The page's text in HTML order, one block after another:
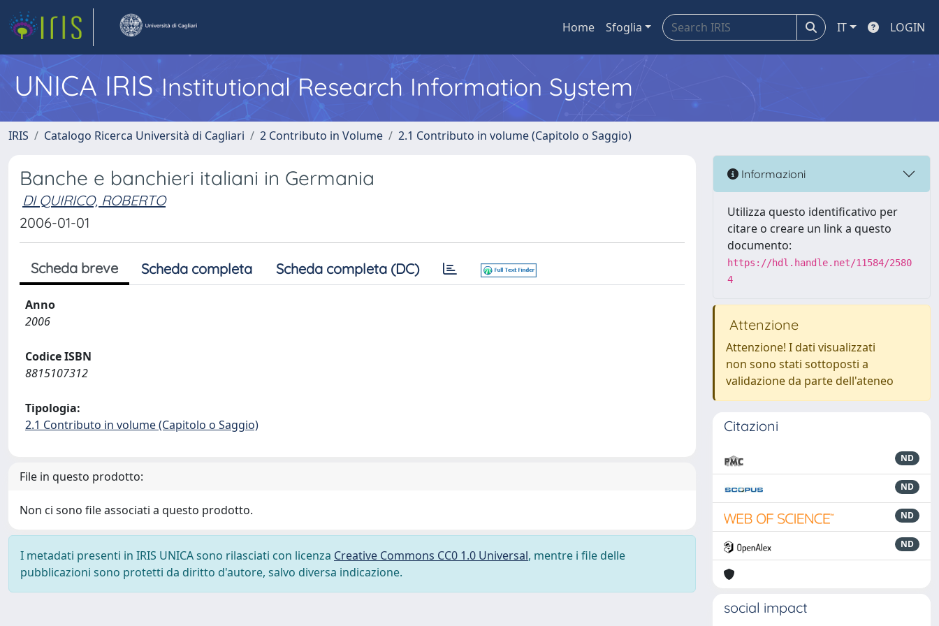
Home Sfoglia IT LOGIN
UNICA IRISInstitutional Research Information System
IRIS Catalogo Ricerca Università di Cagliari 2 Contributo in Volume 2.1 Contributo in volume (Capitolo o Saggio)
Banche e banchieri italiani in Germania
DI QUIRICO, ROBERTO
2006-01-01
Scheda breve Scheda completa Scheda completa (DC)
Anno
2006
Codice ISBN
8815107312
Tipologia:
2.1 Contributo in volume (Capitolo o Saggio)
File in questo prodotto:
Non ci sono file associati a questo prodotto.
I metadati presenti in IRIS UNICA sono rilasciati con licenza Creative Commons CC0 1.0 Universal, mentre i file delle
pubblicazioni sono protetti da diritto d'autore, salvo diversa indicazione.
Informazioni
Utilizza questo identificativo per
citare o creare un link a questo
documento:
https://hdl.handle.net/11584/2580
4
Attenzione
Attenzione! I dati visualizzati
non sono stati sottoposti a
validazione da parte dell'ateneo
Citazioni
ND
ND
ND
ND
social impact